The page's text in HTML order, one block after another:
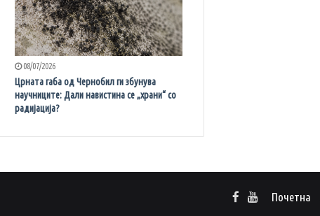
08/07/2026
Црната габа од Чернобил ги збунува
научниците: Дали навистина се „храни“ со
радијација?
Почетна